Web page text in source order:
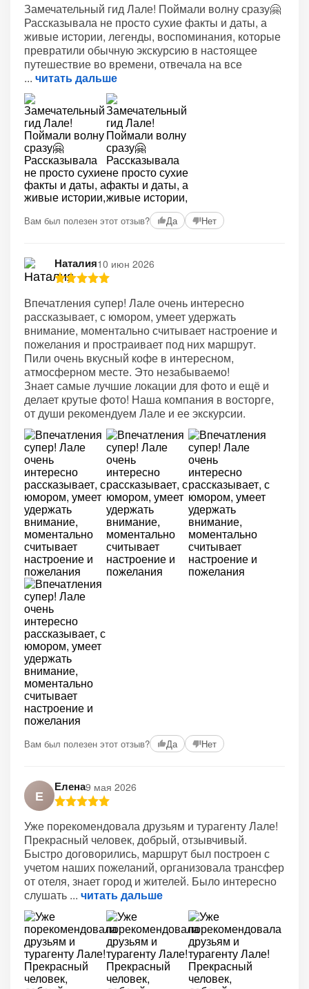
Замечательный гид Лале! Поймали волну сразу🤗
Рассказывала не просто сухие факты и даты, а
живые истории, легенды, воспоминания, которые
превратили обычную экскурсию в настоящее
путешествие во времени, отвечала на все
читать дальше
Вам был полезен этот отзыв? Да Нет
Наталия10 июн 2026
Впечатления супер! Лале очень интересно
рассказывает, с юмором, умеет удержать
внимание, моментально считывает настроение и
пожелания и простраивает под них маршрут.
Пили очень вкусный кофе в интересном,
атмосферном месте. Это незабываемо!
Знает самые лучшие локации для фото и ещё и
делает крутые фото! Наша компания в восторге,
от души рекомендуем Лале и ее экскурсии.
Вам был полезен этот отзыв? Да Нет
Е
Елена9 мая 2026
Уже порекомендовала друзьям и турагенту Лале!
Прекрасный человек, добрый, отзывчивый.
Быстро договорились, маршрут был построен с
учетом наших пожеланий, организовала трансфер
от отеля, знает город и жителей. Было интересно
слушать
читать дальше